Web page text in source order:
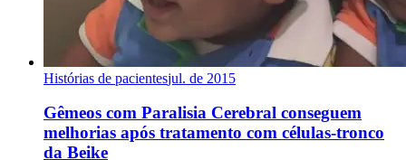
Histórias de pacientesjul. de 2015
Gêmeos com Paralisia Cerebral conseguem
melhorias após tratamento com células-tronco
da Beike